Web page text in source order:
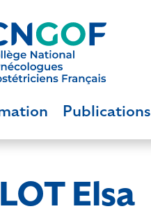
Publications
Elsa